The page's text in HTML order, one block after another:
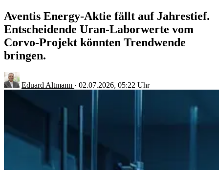
Aventis Energy-Aktie fällt auf Jahrestief.
Entscheidende Uran-Laborwerte vom
Corvo-Projekt könnten Trendwende
bringen.
Eduard Altmann · 02.07.2026, 05:22 Uhr